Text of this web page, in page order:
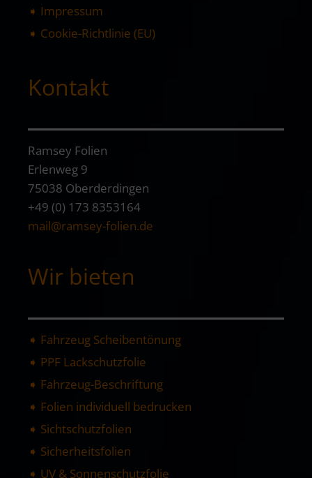
➧ Impressum
➧ Cookie-Richtlinie (EU)
Kontakt
Ramsey Folien
Erlenweg 9
75038 Oberderdingen
+49 (0) 173 8353164
mail@ramsey-folien.de
Wir bieten
➧ Fahrzeug Scheibentönung
➧ PPF Lackschutzfolie
➧ Fahrzeug-Beschriftung
➧ Folien individuell bedrucken
➧ Sichtschutzfolien
➧ Sicherheitsfolien
➧ UV & Sonnenschutzfolie